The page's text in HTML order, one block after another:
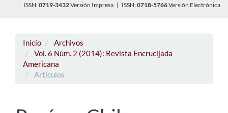
ISSN:0719-3432Versión Impresa | ISSN:0718-5766Versión Electrónica
Inicio
Archivos
Vol. 6 Núm. 2 (2014): Revista Encrucijada
Americana
Artículos